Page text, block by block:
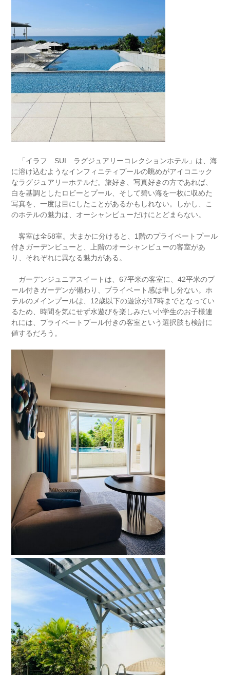
「イラフ SUI ラグジュアリーコレクションホテル」は、海
に溶け込むようなインフィニティプールの眺めがアイコニック
なラグジュアリーホテルだ。旅好き、写真好きの方であれば、
白を基調としたロビーとプール、そして碧い海を一枚に収めた
写真を、一度は目にしたことがあるかもしれない。しかし、こ
のホテルの魅力は、オーシャンビューだけにとどまらない。
客室は全58室。大まかに分けると、1階のプライベートプール
付きガーデンビューと、上階のオーシャンビューの客室があ
り、それぞれに異なる魅力がある。
ガーデンジュニアスイートは、67平米の客室に、42平米のプ
ール付きガーデンが備わり、プライベート感は申し分ない。ホ
テルのメインプールは、12歳以下の遊泳が17時までとなってい
るため、時間を気にせず水遊びを楽しみたい小学生のお子様連
れには、プライベートプール付きの客室という選択肢も検討に
値するだろう。